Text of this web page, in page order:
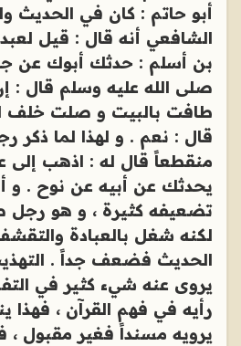
أبو حاتم : كان في الحديث
الشافعي أنه قال : قيل
بن أسلم : حدثك أبوك عن
صلى الله عليه وسلم قال :
طافت بالبيت و صلت خلف
قال : نعم . و لهذا لما ذكر
منقطعاً قال له : اذهب إلى
يحدثك عن أبيه عن نوح . و
تضعيفه كثيرة ، و هو
لكنه شغل بالعبادة
يروى عنه شيء كثير في
رأيه في فهم القرآن ، فهذا
يرويه مسنداً فغير مقبول